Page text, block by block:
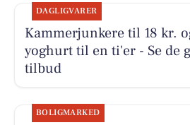
DAGLIGVARER
Kammerjunkere til 18 kr.
yoghurt til en ti'er - Se de
tilbud
BOLIGMARKED